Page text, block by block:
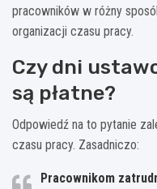
pracowników w różny
organizacji czasu pracy.
Czy dni
są płatne?
Odpowiedź na to pytanie
czasu pracy. Zasadniczo:
Pracownikom